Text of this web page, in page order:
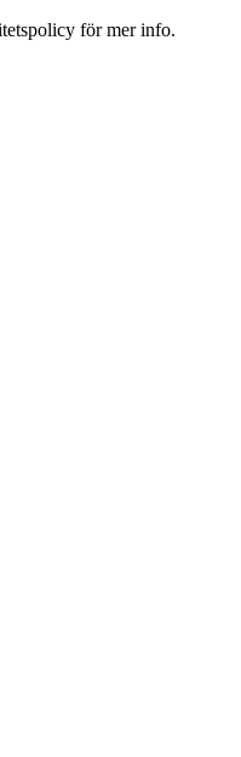
för mer info.